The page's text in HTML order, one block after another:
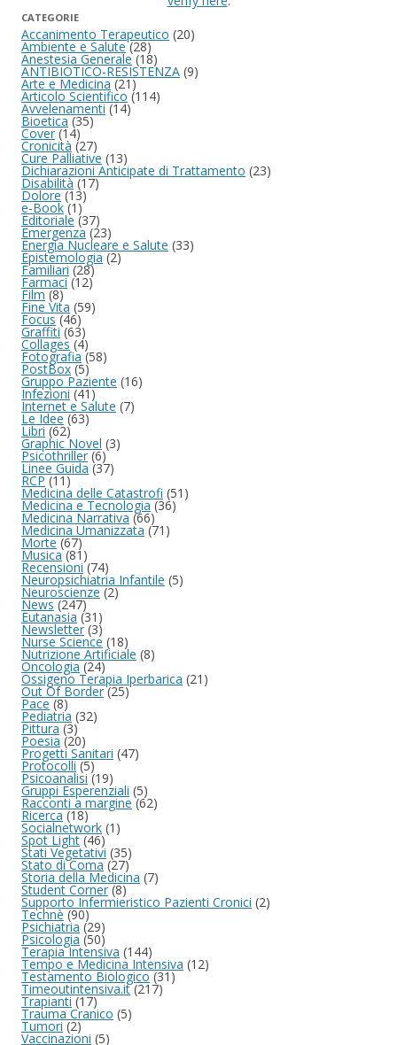
CATEGORIE
Accanimento Terapeutico (20)
Ambiente e Salute(28)
Anestesia Generale(18)
ANTIBIOTICO-RESISTENZA (9)
Arte e Medicina(21)
Articolo Scientifico (114)
Avvelenamenti(14)
Bioetica(35)
Cover(14)
Cronicità (27)
Cure Palliative (13)
Dichiarazioni Anticipate di Trattamento (23)
Disabilità(17)
Dolore(13)
e-Book(1)
Editoriale (37)
Emergenza (23)
Energia Nucleare e Salute (33)
Epistemologia(2)
Familiari(28)
Farmaci(12)
Film(8)
Fine Vita (59)
Focus(46)
Graffiti(63)
Collages (4)
Fotografia (58)
PostBox(5)
Gruppo Paziente (16)
Infezioni(41)
Internet e Salute (7)
Le Idee(63)
Libri(62)
Graphic Novel (3)
Psicothriller(6)
Linee Guida (37)
RCP(11)
Medicina delle Catastrofi (51)
Medicina e Tecnologia(36)
Medicina Narrativa(66)
Medicina Umanizzata (71)
Morte(67)
Musica(81)
Recensioni(74)
Neuropsichiatria Infantile (5)
Neuroscienze(2)
News(247)
Eutanasia (31)
Newsletter (3)
Nurse Science (18)
Nutrizione Artificiale (8)
Oncologia(24)
Ossigeno Terapia Iperbarica (21)
Out Of Border(25)
Pace(8)
Pediatria (32)
Pittura(3)
Poesia (20)
Progetti Sanitari (47)
Protocolli(5)
Psicoanalisi (19)
Gruppi Esperenziali (5)
Racconti a margine (62)
Ricerca(18)
Socialnetwork (1)
Spot Light(46)
Stati Vegetativi (35)
Stato di Coma(27)
Storia della Medicina (7)
Student Corner(8)
Supporto Infermieristico Pazienti Cronici (2)
Technè(90)
Psichiatria (29)
Psicologia (50)
Terapia Intensiva (144)
Tempo e Medicina Intensiva (12)
Testamento Biologico(31)
Timeoutintensiva.it(217)
Trapianti(17)
Trauma Cranico (5)
Tumori(2)
Vaccinazioni (5)